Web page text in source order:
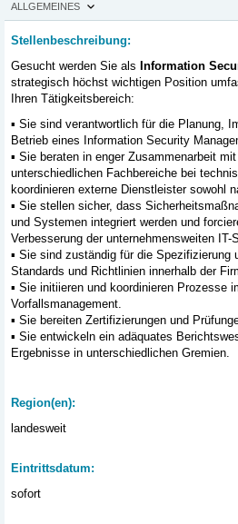
ALLGEMEINES
Stellenbeschreibung:
Gesucht werden Sie als Information
strategisch höchst wichtigen Position
Ihren Tätigkeitsbereich:
▪ Sie sind verantwortlich für die Planung,
Betrieb eines Information Security
▪ Sie beraten in enger Zusammenarbeit
unterschiedlichen Fachbereiche bei
koordinieren externe Dienstleister sowohl
▪ Sie stellen sicher, dass
und Systemen integriert werden und
Verbesserung der unternehmensweiten IT-
▪ Sie sind zuständig für die Spezifizierung
Standards und Richtlinien innerhalb der
▪ Sie initiieren und koordinieren Prozesse
Vorfallsmanagement.
▪ Sie bereiten Zertifizierungen und
▪ Sie entwickeln ein adäquates
Ergebnisse in unterschiedlichen Gremien.
Region(en):
landesweit
Eintrittsdatum:
sofort